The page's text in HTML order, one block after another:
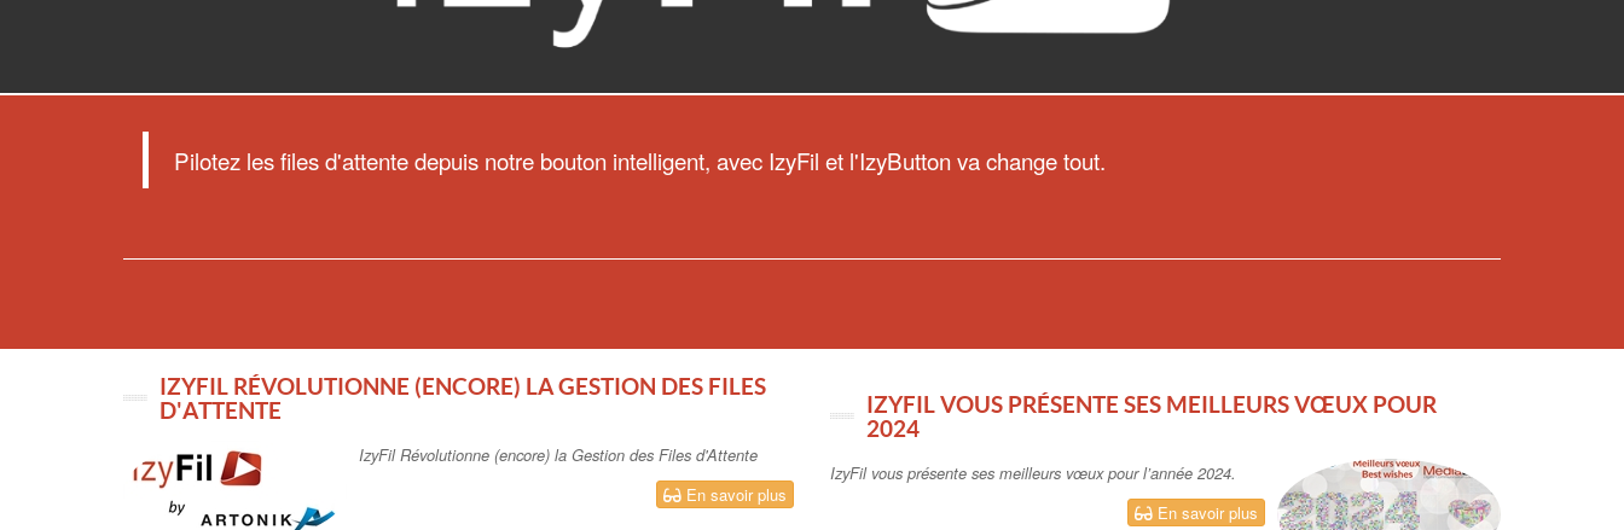
Pilotez les files d'attente depuis notre bouton intelligent, avec IzyFil et l'IzyButton va change tout.
IZYFIL RÉVOLUTIONNE (ENCORE) LA GESTION DES FILES
D'ATTENTE
IzyFil Révolutionne (encore) la Gestion des Files d'Attente
En savoir plus
IZYFIL VOUS PRÉSENTE SES MEILLEURS VŒUX POUR
2024
IzyFil vous présente ses meilleurs vœux pour l’année 2024.
En savoir plus